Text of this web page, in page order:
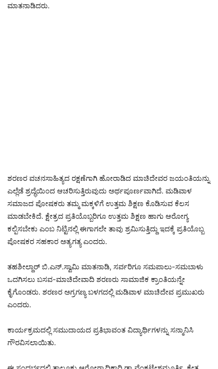
ಮಾತನಾಡಿದರು.
ಶರಣರ ವಚನಸಾಹಿತ್ಯದ ರಕ್ಷಣೆಗಾಗಿ ಹೋರಾಡಿದ ಮಾಚಿದೇವರ ಜಯಂತಿಯನ್ನು
ಎಲ್ಲೆಡೆ ಶ್ರದ್ಧೆಯಿಂದ ಆಚರಿಸುತ್ತಿರುವುದು ಅರ್ಥಪೂರ್ಣವಾಗಿದೆ. ಮಡಿವಾಳ
ಸಮಾಜದ ಪೋಷಕರು ತಮ್ಮ ಮಕ್ಕಳಿಗೆ ಉತ್ತಮ ಶಿಕ್ಷಣ ಕೊಡಿಸುವ ಕೆಲಸ
ಮಾಡಬೇಕಿದೆ. ಕ್ಷೇತ್ರದ ಪ್ರತಿಯೊಬ್ಬರಿಗೂ ಉತ್ತಮ ಶಿಕ್ಷಣ ಹಾಗು ಆರೋಗ್ಯ
ಕಲ್ಪಿಸಬೇಕು ಎಂಬ ನಿಟ್ಟಿನಲ್ಲಿ ಈಗಾಗಲೇ ತಾವು ಶ್ರಮಿಸುತ್ತಿದ್ದು ಇದಕ್ಕೆ ಪ್ರತಿಯೊಬ್ಬ
ಪೋಷಕರ ಸಹಕಾರ ಅತ್ಯಗತ್ಯ ಎಂದರು.
ತಹಶೀಲ್ದಾರ್ ಬಿ.ಎನ್.ಸ್ವಾಮಿ ಮಾತನಾಡಿ, ಸರ್ವರಿಗೂ ಸಮಪಾಲು-ಸಮಬಾಳು
ಒದಗಿಸಲು ಬಸವ-ಮಾಚಿದೇವಾದಿ ಶರಣರು ಸಾಮಾಜಿಕ ಕ್ರಾಂತಿಯನ್ನೇ
ಕೈಗೊಂಡರು. ಶರಣರ ಅಗ್ರಗಣ್ಯ ಬಳಗದಲ್ಲಿ ಮಡಿವಾಳ ಮಾಚಿದೇವ ಪ್ರಮುಖರು
ಎಂದರು.
ಕಾರ್ಯಕ್ರಮದಲ್ಲಿ ಸಮುದಾಯದ ಪ್ರತಿಭಾವಂತ ವಿದ್ಯಾರ್ಥಿಗಳನ್ನು ಸನ್ಮಾನಿಸಿ
ಗೌರವಿಸಲಾಯಿತು.